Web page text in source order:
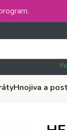
.
Hnojiva a